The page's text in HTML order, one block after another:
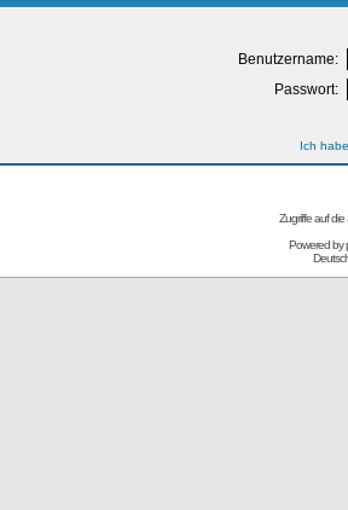
Benutzername:
Passwort:
Ich
Zugriffe auf
Powered by